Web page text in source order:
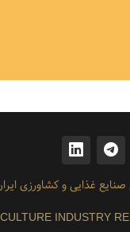
غذایی و کشاورزی
INDUSTRY